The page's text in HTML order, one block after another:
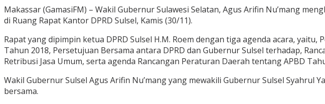
Makassar (GamasiFM) – Wakil Gubernur Sulawesi Selatan, Agus Arifin Nu’mang
di Ruang Rapat Kantor DPRD Sulsel, Kamis (30/11).
Rapat yang dipimpin ketua DPRD Sulsel H.M. Roem dengan tiga agenda acara,
Tahun 2018, Persetujuan Bersama antara DPRD dan Gubernur Sulsel terhadap,
Retribusi Jasa Umum, serta agenda Rancangan Peraturan Daerah tentang APBD
Wakil Gubernur Sulsel Agus Arifin Nu’mang yang mewakili Gubernur Sulsel Syahrul
bersama.